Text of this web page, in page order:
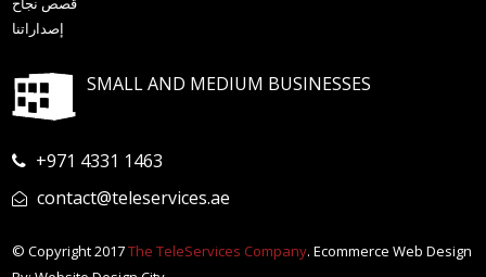
إصداراتنا
SMALL AND MEDIUM BUSINESSES
+971 4331 1463
contact@teleservices.ae
© Copyright 2017The TeleServices Company. Ecommerce Web Design